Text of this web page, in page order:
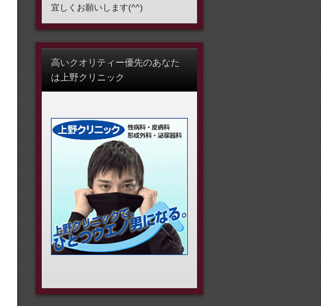
宜しくお願いします(^^)
高いクオリティー優先のあなた
は上野クリニック